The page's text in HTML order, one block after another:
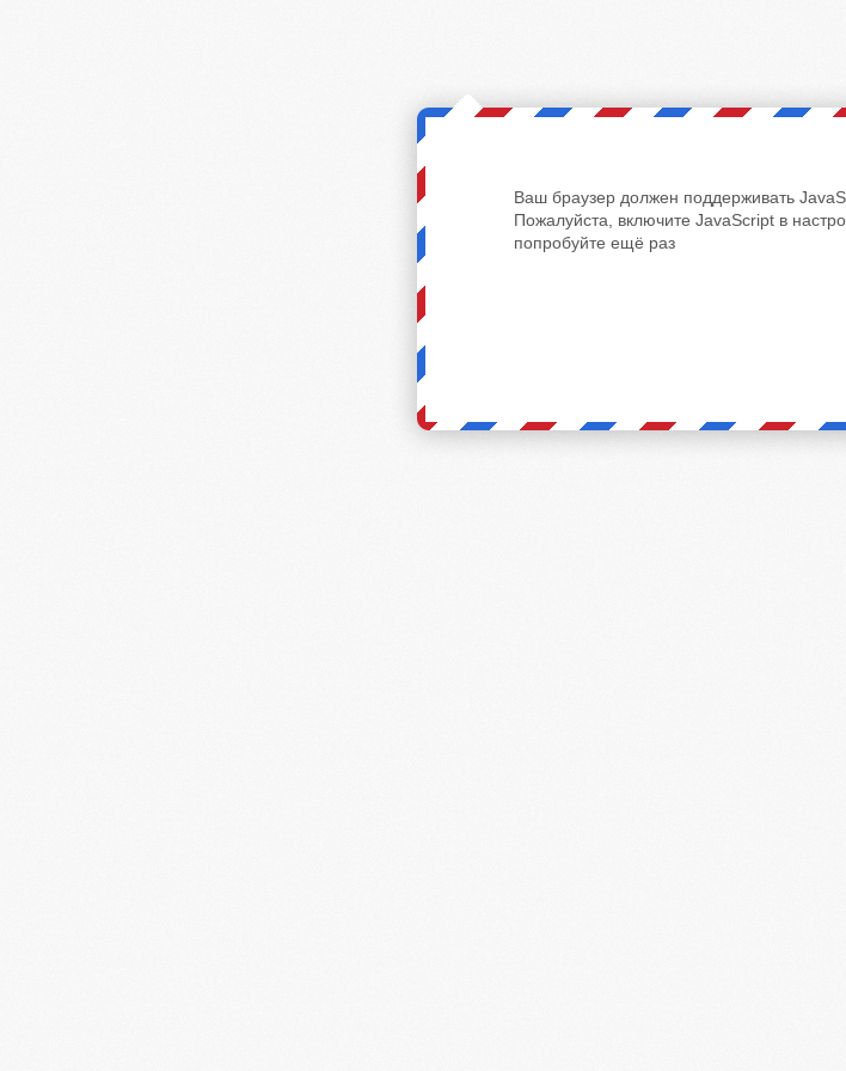
Ваш браузер должен поддерживать
Пожалуйста, включите JavaScript в
попробуйте ещё раз